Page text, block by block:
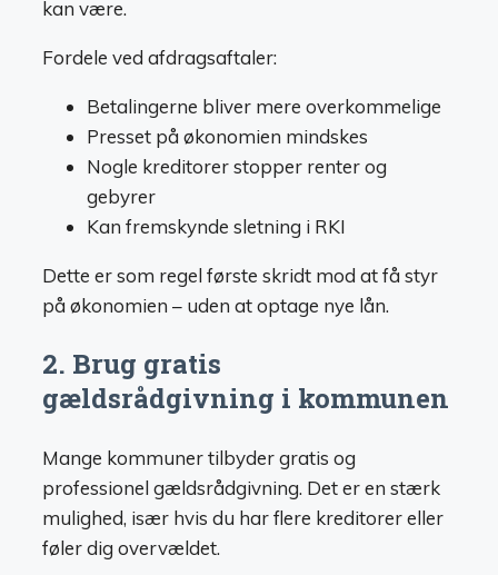
kan være.
Fordele ved afdragsaftaler:
Betalingerne bliver mere overkommelige
Presset på økonomien mindskes
Nogle kreditorer stopper renter og
gebyrer
Kan fremskynde sletning i RKI
Dette er som regel første skridt mod at få styr
på økonomien – uden at optage nye lån.
2. Brug gratis
gældsrådgivning i kommunen
Mange kommuner tilbyder gratis og
professionel gældsrådgivning. Det er en stærk
mulighed, især hvis du har flere kreditorer eller
føler dig overvældet.